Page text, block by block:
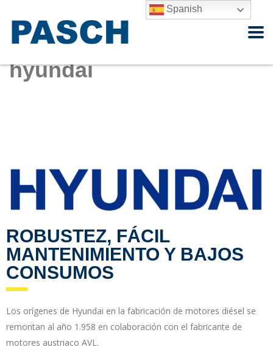
HYUNDAI
hyundai
ROBUSTEZ, FÁCIL
MANTENIMIENTO Y BAJOS
CONSUMOS
Los orígenes de Hyundai en la fabricación de motores diésel se
remontan al año 1.958 en colaboración con el fabricante de
motores austriaco AVL.
Spanish